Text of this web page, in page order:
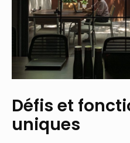
Défis et
uniques